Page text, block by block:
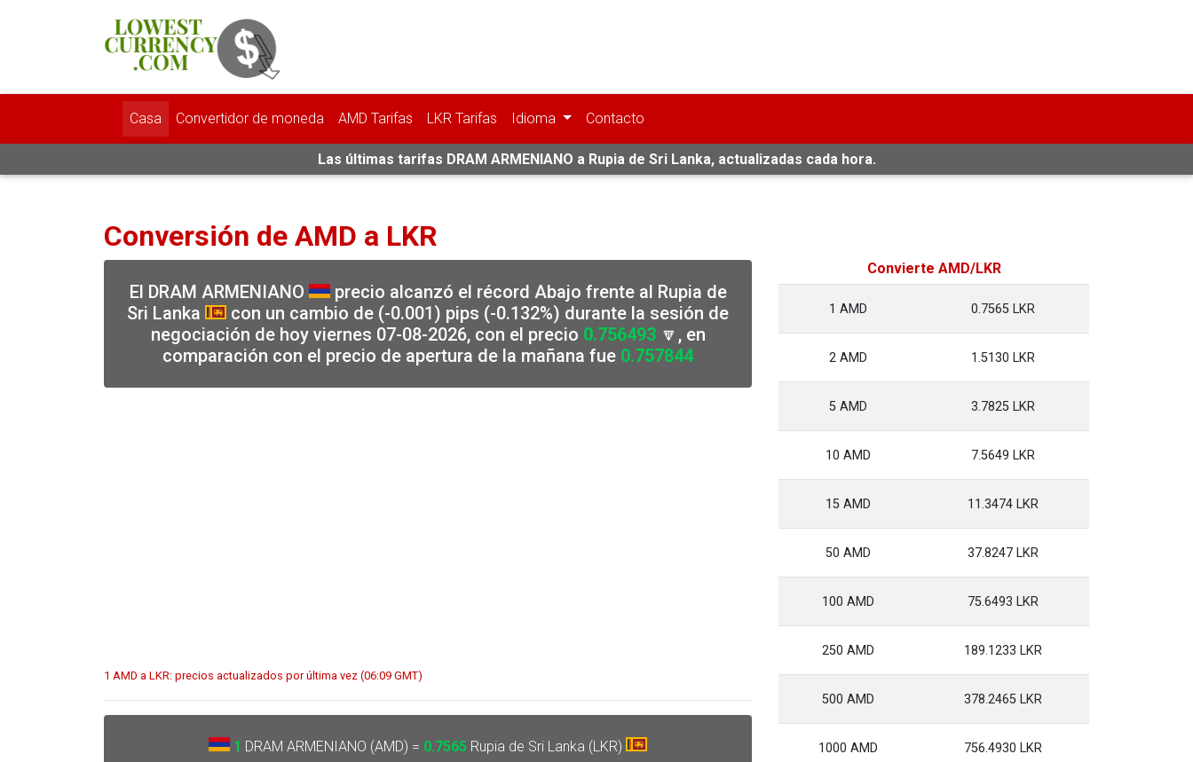
Casa Convertidor de moneda AMD Tarifas LKR Tarifas Idioma Contacto
Las últimas tarifas DRAM ARMENIANO a Rupia de Sri Lanka, actualizadas cada hora.
Conversión de AMD a LKR
El DRAM ARMENIANO
precio alcanzó el récord Abajo frente al Rupia de
Sri Lanka
con un cambio de (-0.001) pips (-0.132%) durante la sesión de
negociación de hoy viernes 07-08-2026, con el precio 0.756493🔽, en
comparación con el precio de apertura de la mañana fue 0.757844
1 AMD a LKR: precios actualizados por última vez (06:09 GMT)
1 DRAM ARMENIANO (AMD) = 0.7565 Rupia de Sri Lanka (LKR)
Convierte AMD/LKR
1 AMD 0.7565 LKR
2 AMD 1.5130 LKR
5 AMD 3.7825 LKR
10 AMD 7.5649 LKR
15 AMD 11.3474 LKR
50 AMD 37.8247 LKR
100 AMD 75.6493 LKR
250 AMD 189.1233 LKR
500 AMD 378.2465 LKR
1000 AMD 756.4930 LKR